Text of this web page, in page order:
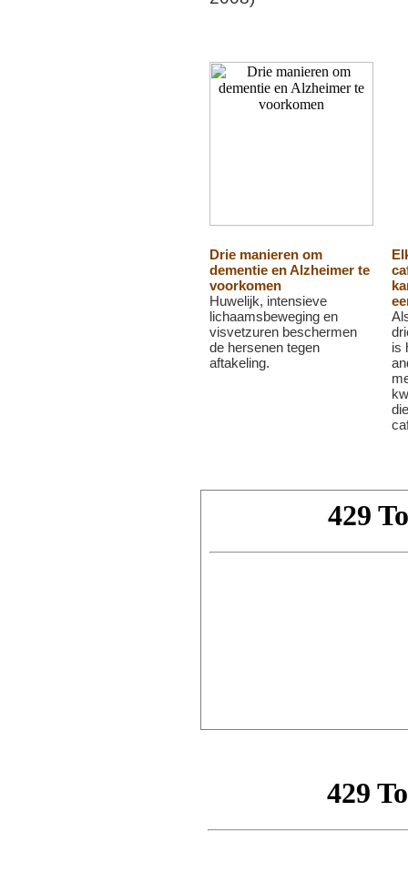
Drie manieren om
dementie en Alzheimer te
voorkomen
Huwelijk, intensieve
lichaamsbeweging en
visvetzuren beschermen
de hersenen tegen
aftakeling.
is